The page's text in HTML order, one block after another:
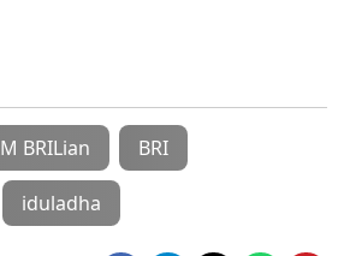
BRILian BRI
iduladha